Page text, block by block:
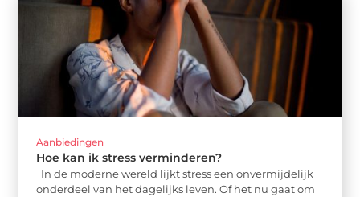
Aanbiedingen
Hoe kan ik stress verminderen?
In de moderne wereld lijkt stress een onvermijdelijk
onderdeel van het dagelijks leven. Of het nu gaat om